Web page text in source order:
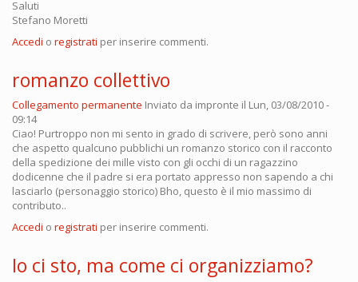
Saluti
Stefano Moretti
Accedi o registrati per inserire commenti.
romanzo collettivo
Collegamento permanente Inviato da impronte il Lun, 03/08/2010 -
09:14
Ciao! Purtroppo non mi sento in grado di scrivere, però sono anni
che aspetto qualcuno pubblichi un romanzo storico con il racconto
della spedizione dei mille visto con gli occhi di un ragazzino
dodicenne che il padre si era portato appresso non sapendo a chi
lasciarlo (personaggio storico) Bho, questo è il mio massimo di
contributo..
Accedi o registrati per inserire commenti.
Io ci sto, ma come ci organizziamo?